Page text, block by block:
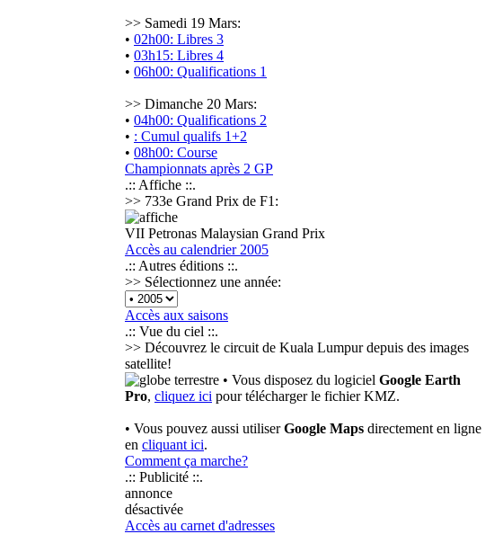
>> Samedi 19 Mars:
• 02h00: Libres 3
• 03h15: Libres 4
• 06h00: Qualifications 1
>> Dimanche 20 Mars:
• 04h00: Qualifications 2
• : Cumul qualifs 1+2
• 08h00: Course
Championnats après 2 GP
.:: Affiche ::.
>> 733e Grand Prix de F1:
VII Petronas Malaysian Grand Prix
Accès au calendrier 2005
.:: Autres éditions ::.
>> Sélectionnez une année:
Accès aux saisons
.:: Vue du ciel ::.
>> Découvrez le circuit de Kuala Lumpur depuis des images
satellite!
• Vous disposez du logiciel Google Earth
Pro, cliquez ici pour télécharger le fichier KMZ.
• Vous pouvez aussi utiliserGoogle Maps directement en ligne
en cliquant ici.
Comment ça marche?
.:: Publicité ::.
annonce
désactivée
Accès au carnet d'adresses